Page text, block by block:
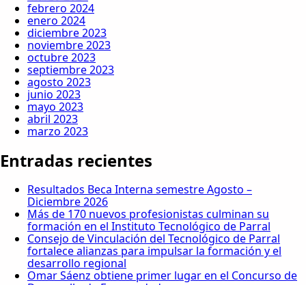
febrero 2024
enero 2024
diciembre 2023
noviembre 2023
octubre 2023
septiembre 2023
agosto 2023
junio 2023
mayo 2023
abril 2023
marzo 2023
Entradas recientes
Resultados Beca Interna semestre Agosto –
Diciembre 2026
Más de 170 nuevos profesionistas culminan su
formación en el Instituto Tecnológico de Parral
Consejo de Vinculación del Tecnológico de Parral
fortalece alianzas para impulsar la formación y el
desarrollo regional
Omar Sáenz obtiene primer lugar en el Concurso de